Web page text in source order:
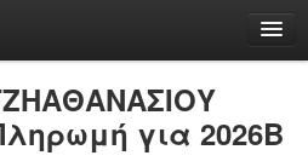
για 2026B